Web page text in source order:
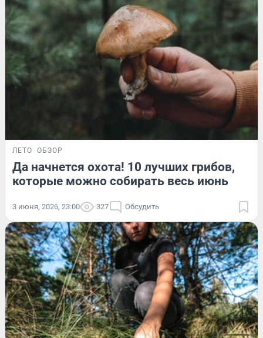
ЛЕТО ОБЗОР
Да начнется охота! 10 лучших грибов,
которые можно собирать весь июнь
3 июня, 2026, 23:00 327 Обсудить